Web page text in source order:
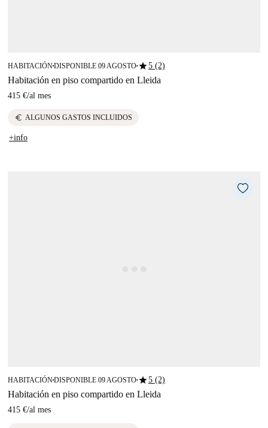
HABITACIÓN■DISPONIBLE 09 AGOSTO■star5 (2)
Habitación en piso compartido en Lleida
415 €/al mes
euro ALGUNOS GASTOS INCLUIDOS
+info
HABITACIÓN■DISPONIBLE 09 AGOSTO■star5 (2)
Habitación en piso compartido en Lleida
415 €/al mes